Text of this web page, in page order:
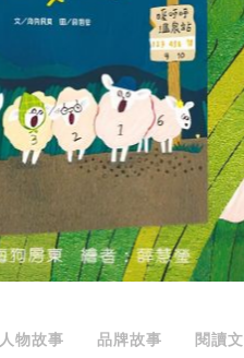
人物故事 品牌故事 閱讀